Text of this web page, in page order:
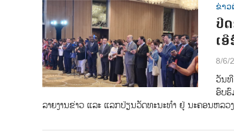
ຂ່າວ
ປີ
ເ
8/6/
ວັນ
ອົບຮົ
ລາຍງານຂ່າວ ແລະ ແລກປ່ຽນວັດທະນະທຳ ຢູ່ ນະຄອນຫລ